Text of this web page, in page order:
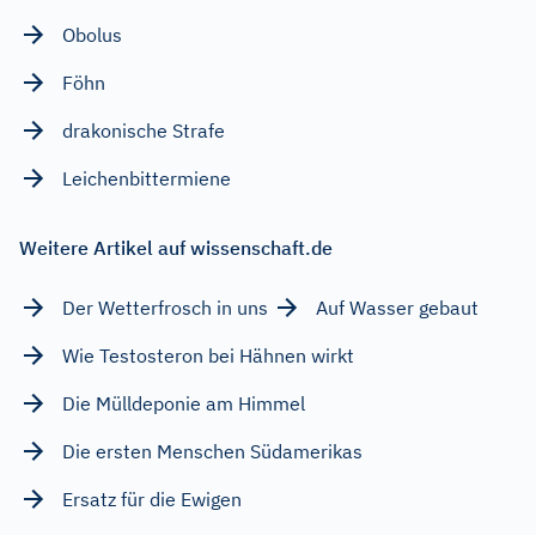
Obolus
Föhn
drakonische Strafe
Leichenbittermiene
Weitere Artikel auf wissenschaft.de
Der Wetterfrosch in uns
Auf Wasser gebaut
Wie Testosteron bei Hähnen wirkt
Die Mülldeponie am Himmel
Die ersten Menschen Südamerikas
Ersatz für die Ewigen